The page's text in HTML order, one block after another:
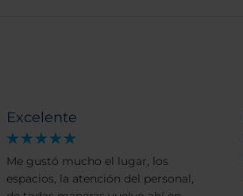
Excelente
Me gustó mucho el lugar, los
espacios, la atención del personal,